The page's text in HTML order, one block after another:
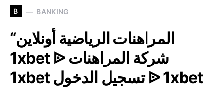
B BANKING
“المراهنات الرياضية أونلاين
1xbet ᐉ شركة المراهنات
1xbet تسجيل الدخول ᐉ 1xbet